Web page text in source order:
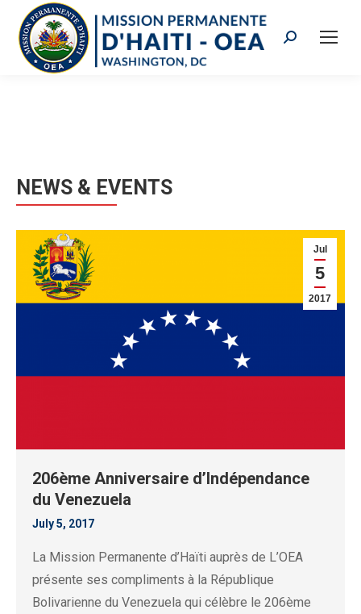
Search:
NEWS & EVENTS
Jul
5
2017
206ème Anniversaire d’Indépendance
du Venezuela
July 5, 2017
La Mission Permanente d’Haïti auprès de L’OEA
présente ses compliments à la République
Bolivarienne du Venezuela qui célèbre le 206ème